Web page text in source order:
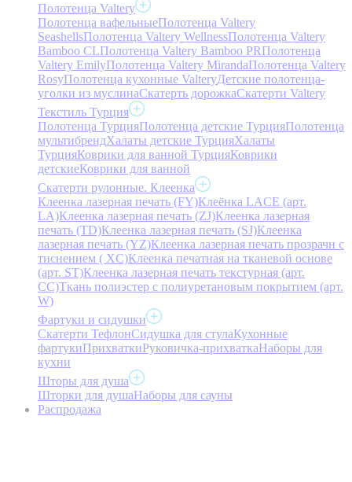
Полотенца Valtery
Полотенца вафельныеПолотенца Valtery
SeashellsПолотенца Valtery WellnessПолотенца Valtery
Bamboo CLПолотенца Valtery Bamboo PRПолотенца
Valtery EmilyПолотенца Valtery MirandaПолотенца Valtery
RosyПолотенца кухонные ValteryДетские полотенца-
уголки из муслинаСкатерть дорожкаСкатерти Valtery
Текстиль Турция
Полотенца ТурцияПолотенца детские ТурцияПолотенца
мультибрендХалаты детские ТурцияХалаты
ТурцияКоврики для ванной ТурцияКоврики
детскиеКоврики для ванной
Скатерти рулонные. Клеенка
Клеенка лазерная печать (FY)Клеёнка LACE (арт.
LA)Клеенка лазерная печать (ZJ)Клеенка лазерная
печать (TD)Клеенка лазерная печать (SJ)Клеенка
лазерная печать (YZ)Клеенка лазерная печать прозрачн с
тиснением ( XC)Клеенка печатная на тканевой основе
(арт. ST)Клеенка лазерная печать текстурная (арт.
CC)Ткань полиэстер с полиуретановым покрытием (арт.
W)
Фартуки и сидушки
Скатерти ТефлонСидушка для стулаКухонные
фартукиПрихваткиРуковичка-прихваткаНаборы для
кухни
Шторы для душа
Шторки для душаНаборы для сауны
Распродажа